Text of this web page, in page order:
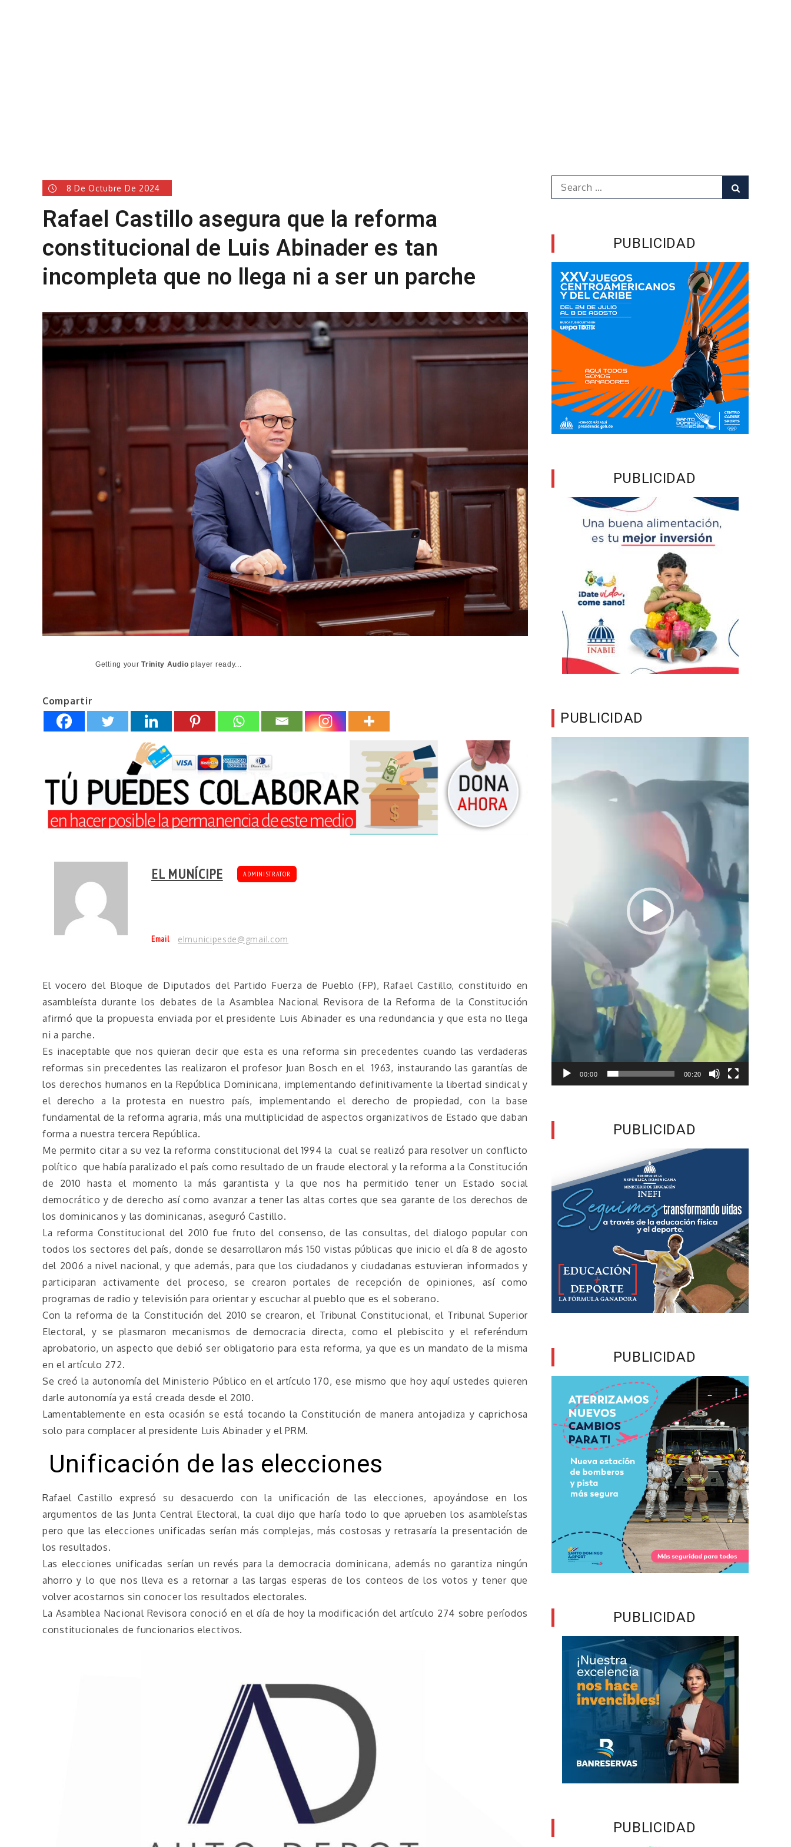
8 De Octubre De 2024
Rafael Castillo asegura que la reforma
constitucional de Luis Abinader es tan
incompleta que no llega ni a ser un parche
Getting yourTrinity Audio player ready...
Compartir
EL MUNÍCIPE ADMINISTRATOR
Email elmunicipesde@gmail.com
El vocero del Bloque de Diputados del Partido Fuerza de Pueblo (FP), Rafael Castillo, constituido en
asambleísta durante los debates de la Asamblea Nacional Revisora de la Reforma de la Constitución
afirmó que la propuesta enviada por el presidente Luis Abinader es una redundancia y que esta no llega
ni a parche.
Es inaceptable que nos quieran decir que esta es una reforma sin precedentes cuando las verdaderas
reformas sin precedentes las realizaron el profesor Juan Bosch en el 1963, instaurando las garantías de
los derechos humanos en la República Dominicana, implementando definitivamente la libertad sindical y
el derecho a la protesta en nuestro país, implementando el derecho de propiedad, con la base
fundamental de la reforma agraria, más una multiplicidad de aspectos organizativos de Estado que daban
forma a nuestra tercera República.
Me permito citar a su vez la reforma constitucional del 1994 la cual se realizó para resolver un conflicto
político que había paralizado el país como resultado de un fraude electoral y la reforma a la Constitución
de 2010 hasta el momento la más garantista y la que nos ha permitido tener un Estado social
democrático y de derecho así como avanzar a tener las altas cortes que sea garante de los derechos de
los dominicanos y las dominicanas, aseguró Castillo.
La reforma Constitucional del 2010 fue fruto del consenso, de las consultas, del dialogo popular con
todos los sectores del país, donde se desarrollaron más 150 vistas públicas que inicio el día 8 de agosto
del 2006 a nivel nacional, y que además, para que los ciudadanos y ciudadanas estuvieran informados y
participaran activamente del proceso, se crearon portales de recepción de opiniones, así como
programas de radio y televisión para orientar y escuchar al pueblo que es el soberano.
Con la reforma de la Constitución del 2010 se crearon, el Tribunal Constitucional, el Tribunal Superior
Electoral, y se plasmaron mecanismos de democracia directa, como el plebiscito y el referéndum
aprobatorio, un aspecto que debió ser obligatorio para esta reforma, ya que es un mandato de la misma
en el artículo 272.
Se creó la autonomía del Ministerio Público en el artículo 170, ese mismo que hoy aquí ustedes quieren
darle autonomía ya está creada desde el 2010.
Lamentablemente en esta ocasión se está tocando la Constitución de manera antojadiza y caprichosa
solo para complacer al presidente Luis Abinader y el PRM.
Unificación de las elecciones
Rafael Castillo expresó su desacuerdo con la unificación de las elecciones, apoyándose en los
argumentos de las Junta Central Electoral, la cual dijo que haría todo lo que aprueben los asambleístas
pero que las elecciones unificadas serían más complejas, más costosas y retrasaría la presentación de
los resultados.
Las elecciones unificadas serían un revés para la democracia dominicana, además no garantiza ningún
ahorro y lo que nos lleva es a retornar a las largas esperas de los conteos de los votos y tener que
volver acostarnos sin conocer los resultados electorales.
La Asamblea Nacional Revisora conoció en el día de hoy la modificación del artículo 274 sobre períodos
constitucionales de funcionarios electivos.
Search
for:
PUBLICIDAD
PUBLICIDAD
PUBLICIDAD
00:00 00:20
PUBLICIDAD
PUBLICIDAD
PUBLICIDAD
PUBLICIDAD